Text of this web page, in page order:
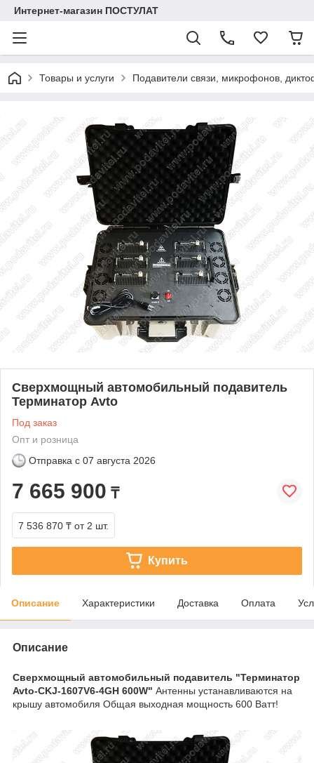
Интернет-магазин ПОСТУЛАТ
Товары и услуги Подавители связи, микрофонов,
Сверхмощный автомобильный подавитель
Терминатор Avto
Под заказ
Опт и розница
Отправка с 07 августа 2026
7 665 900 ₸
7 536 870 ₸ от 2 шт.
Купить
Описание Характеристики Доставка Оплата
Описание
Сверхмощный автомобильный подавитель "Терминатор
Avto-CKJ-1607V6-4GH 600W" Антенны устанавливаются на
крышу автомобиля Общая выходная мощность 600 Ватт!